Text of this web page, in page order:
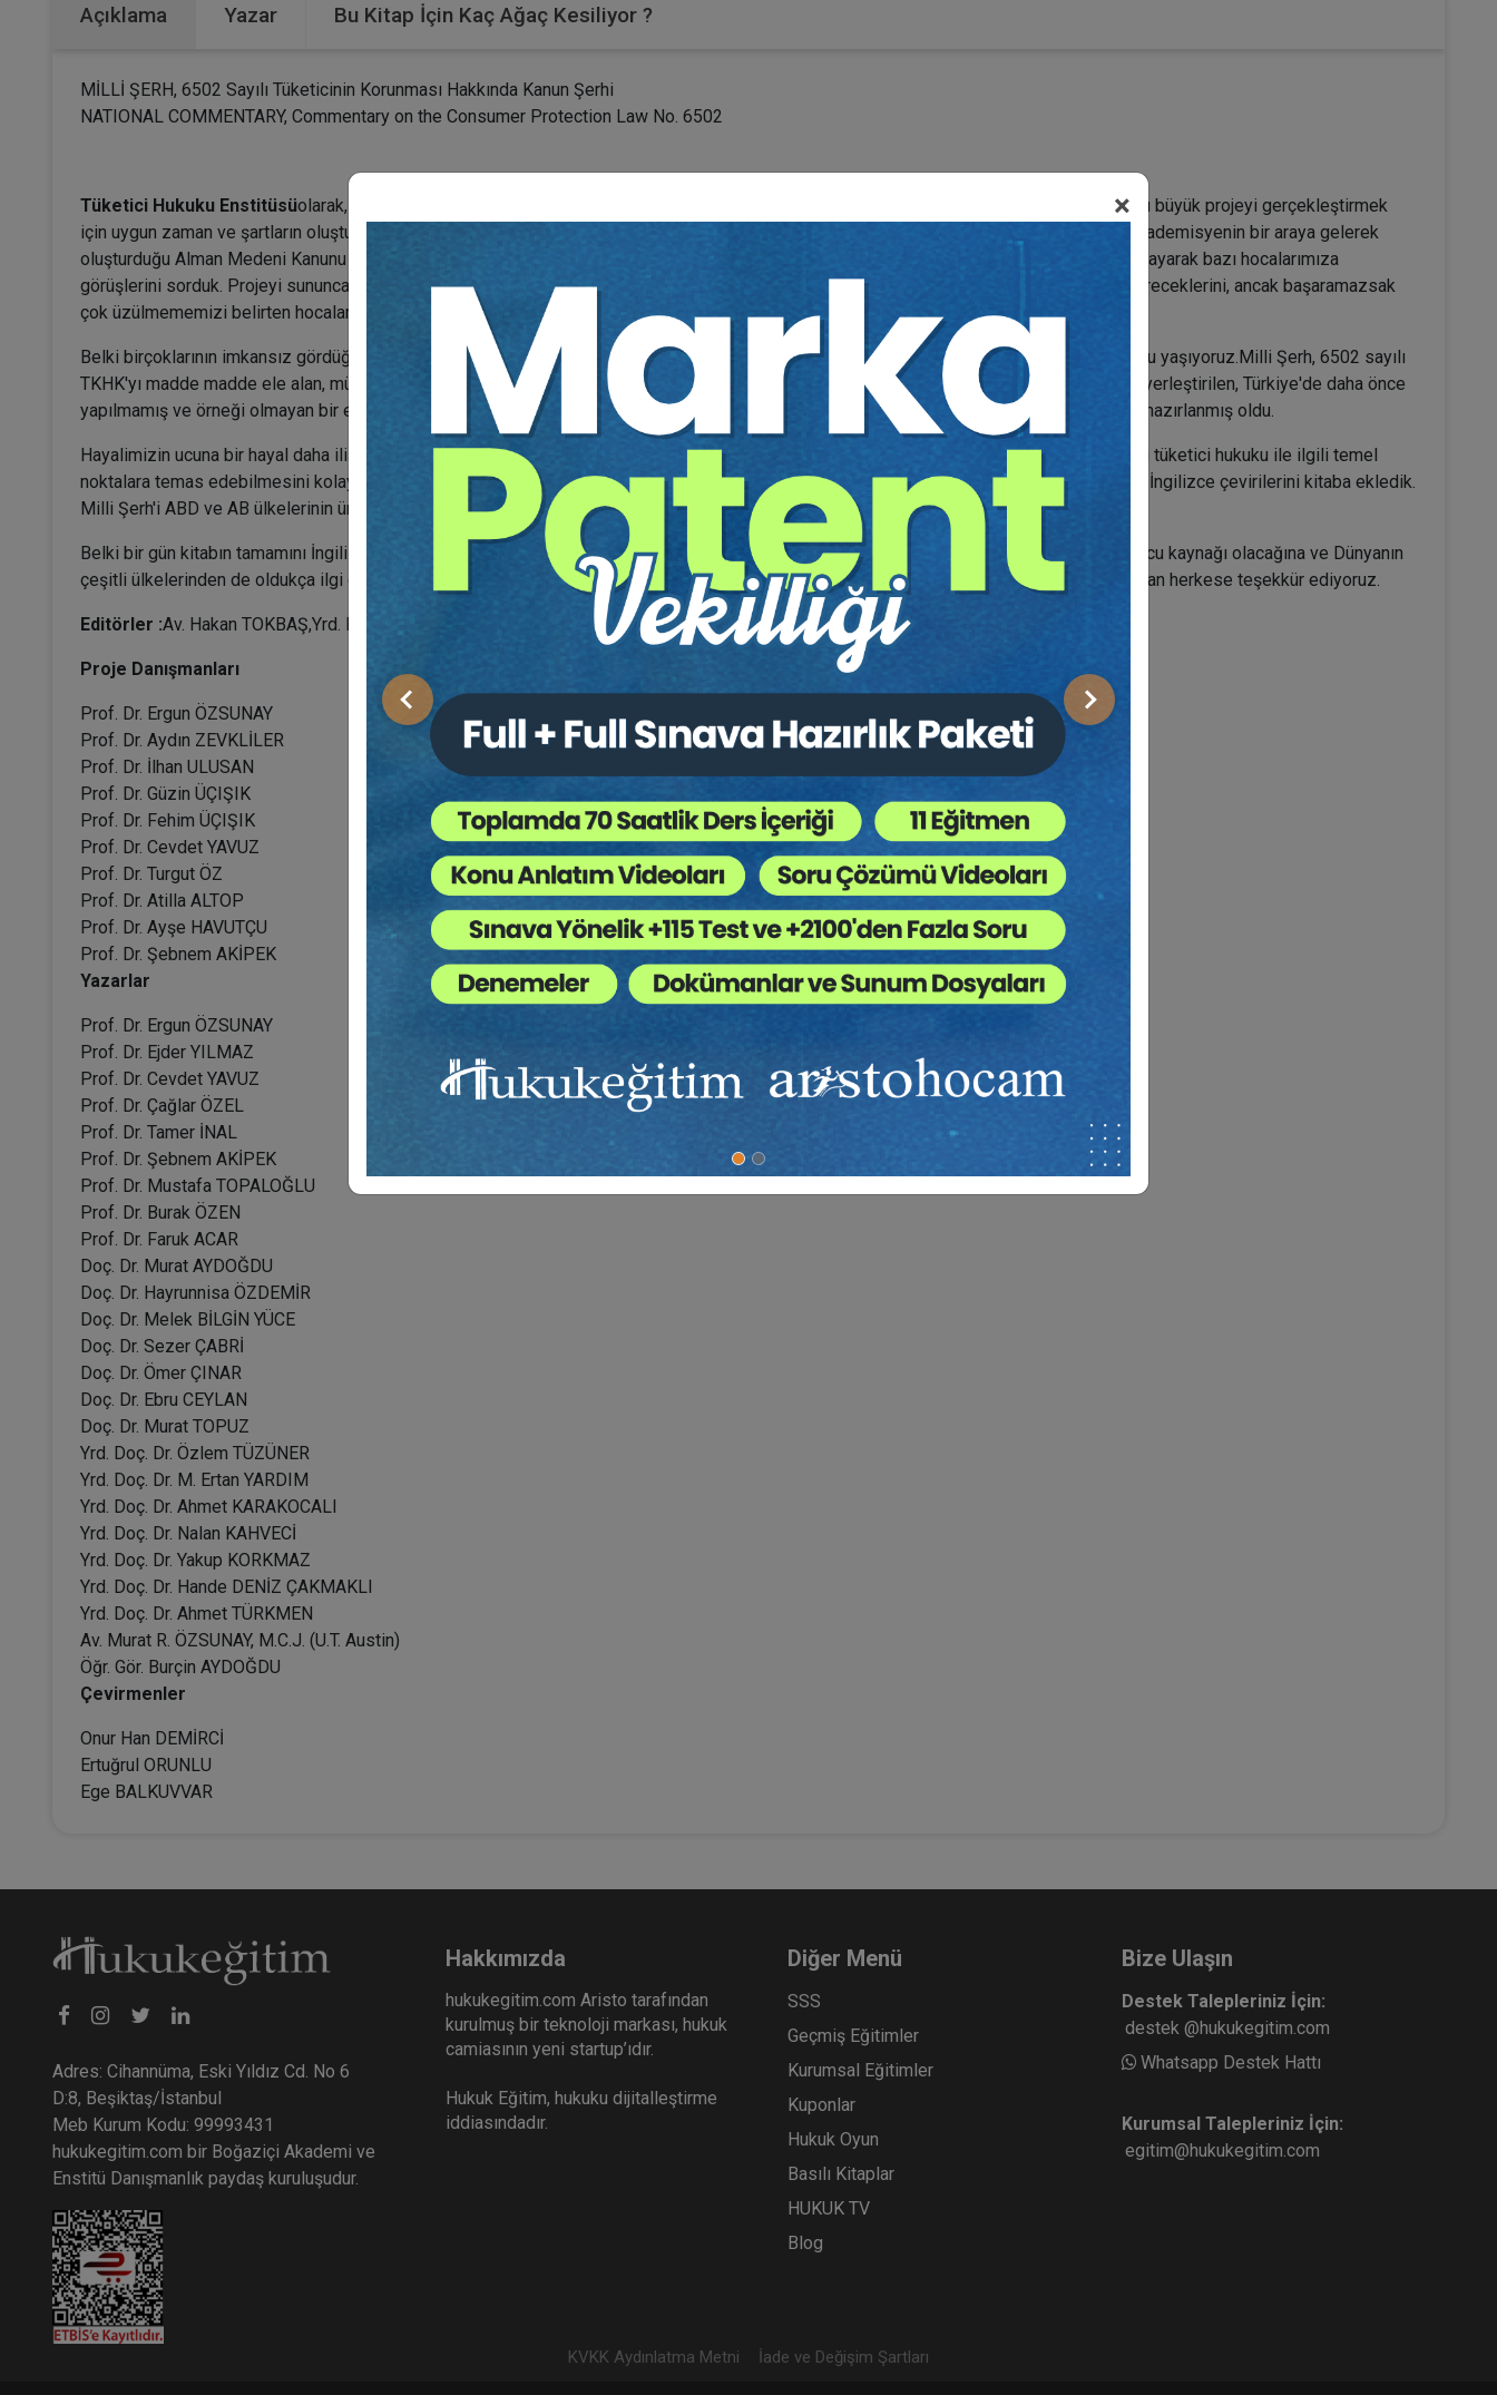
×
Önceki Sonraki
Açıklama Yazar Bu Kitap İçin Kaç Ağaç Kesiliyor ?
MİLLİ ŞERH, 6502 Sayılı Tüketicinin Korunması Hakkında Kanun Şerhi
NATIONAL COMMENTARY, Commentary on the Consumer Protection Law No. 6502
Tüketici Hukuku Enstitüsüolarak, projelerimiz içerisinde «
» olarak isimlendirdiğimiz ve uzun zamandır hayali ile yaşadığımız bu büyük projeyi gerçekleştirmek
için uygun zaman ve şartların oluştuğuna inanarak Mart 2015 tarihinde yola koyulmaya karar verdik. Almanya'da onlarca ve hatta yüzlerce akademisyenin bir araya gelerek
oluşturduğu Alman Medeni Kanunu (BGB) şerhleri bizlere ilham kaynağı oldu. Aynı şeyi neden Türkiye'de gerçekleştiremeyeceğimizi sorgulayarak bazı hocalarımıza
görüşlerini sorduk. Projeyi sununca oldukça heyecanlanan ve fakat daha önce benzer girişimlerin başarısız olduğunu hatırlatarak destek vereceklerini, ancak başaramazsak
çok üzülmememizi belirten hocalarımızın tavsiye ve destekleri ile bu zorlu eser çalışmasına talip olduk.
Belki birçoklarının imkansız gördüğü, inançsızlıkla yaklaştığı bu projeyi, bize inananlar ve destek verenlerle birlikte başarmanın haklı onurunu yaşıyoruz.Milli Şerh, 6502 sayılı
TKHK'yı madde madde ele alan, mümkün olduğu kadar o madde ile ilgili uygulamaya da işaret edebilecek nitelikte madde sonlarına içtihat yerleştirilen, Türkiye'de daha önce
yapılmamış ve örneği olmayan bir eser oldu.Milli Şerh, sadece Türkiye'ye yönelik değil ve fakat özellikle AB ülkeleri ile ABD'ye yönelik de hazırlanmış oldu.
Hayalimizin ucuna bir hayal daha iliştirerek bu eserin AB'den ve ABD'den atıf alabileceğini umduk. Oralardaki akademisyenlerin Türkiye'deki tüketici hukuku ile ilgili temel
noktalara temas edebilmesini kolaylaştırarak, madde metinlerini, madde şerhlerinin özetini ve madde hakkın-da (varsa) uygulanan içtihadın İngilizce çevirilerini kitaba ekledik.
Milli Şerh'i ABD ve AB ülkelerinin üniversitelerine ve yüksek mahkemelerine yollayacağız. Umarız meraklı ve ilgili dönüşler olacaktır.
Belki bir gün kitabın tamamını İngilizce'ye ve Almanca'ya çevirerek, bu doğrultuda birkaç adım daha atabiliriz. Biz bu kitabın Türkiye'de başucu kaynağı olacağına ve Dünyanın
çeşitli ülkelerinden de oldukça ilgi göreceğine inanıyoruz. Bu inancımız doğrultusunda kitabın meydana getirilmesinde emeği ve desteği olan herkese teşekkür ediyoruz.
Editörler :Av. Hakan TOKBAŞ,Yrd. Doç. Dr. Özlem TÜZÜNER
Proje Danışmanları
Prof. Dr. Ergun ÖZSUNAY
Prof. Dr. Aydın ZEVKLİLER
Prof. Dr. İlhan ULUSAN
Prof. Dr. Güzin ÜÇIŞIK
Prof. Dr. Fehim ÜÇIŞIK
Prof. Dr. Cevdet YAVUZ
Prof. Dr. Turgut ÖZ
Prof. Dr. Atilla ALTOP
Prof. Dr. Ayşe HAVUTÇU
Prof. Dr. Şebnem AKİPEK
Yazarlar
Prof. Dr. Ergun ÖZSUNAY
Prof. Dr. Ejder YILMAZ
Prof. Dr. Cevdet YAVUZ
Prof. Dr. Çağlar ÖZEL
Prof. Dr. Tamer İNAL
Prof. Dr. Şebnem AKİPEK
Prof. Dr. Mustafa TOPALOĞLU
Prof. Dr. Burak ÖZEN
Prof. Dr. Faruk ACAR
Doç. Dr. Murat AYDOĞDU
Doç. Dr. Hayrunnisa ÖZDEMİR
Doç. Dr. Melek BİLGİN YÜCE
Doç. Dr. Sezer ÇABRİ
Doç. Dr. Ömer ÇINAR
Doç. Dr. Ebru CEYLAN
Doç. Dr. Murat TOPUZ
Yrd. Doç. Dr. Özlem TÜZÜNER
Yrd. Doç. Dr. M. Ertan YARDIM
Yrd. Doç. Dr. Ahmet KARAKOCALI
Yrd. Doç. Dr. Nalan KAHVECİ
Yrd. Doç. Dr. Yakup KORKMAZ
Yrd. Doç. Dr. Hande DENİZ ÇAKMAKLI
Yrd. Doç. Dr. Ahmet TÜRKMEN
Av. Murat R. ÖZSUNAY, M.C.J. (U.T. Austin)
Öğr. Gör. Burçin AYDOĞDU
Çevirmenler
Onur Han DEMİRCİ
Ertuğrul ORUNLU
Ege BALKUVVAR
Adres: Cihannüma, Eski Yıldız Cd. No 6
D:8, Beşiktaş/İstanbul
Meb Kurum Kodu: 99993431
hukukegitim.com bir Boğaziçi Akademi ve
Enstitü Danışmanlık paydaş kuruluşudur.
Hakkımızda
hukukegitim.com Aristo tarafından
kurulmuş bir teknoloji markası, hukuk
camiasının yeni startup’ıdır.
Hukuk Eğitim, hukuku dijitalleştirme
iddiasındadır.
Diğer Menü
SSS
Geçmiş Eğitimler
Kurumsal Eğitimler
Kuponlar
Hukuk Oyun
Basılı Kitaplar
HUKUK TV
Blog
Bize Ulaşın
Destek Talepleriniz İçin:
destek @hukukegitim.com
Whatsapp Destek Hattı
Kurumsal Talepleriniz İçin:
egitim@hukukegitim.com
KVKK Aydınlatma Metni İade ve Değişim Şartları